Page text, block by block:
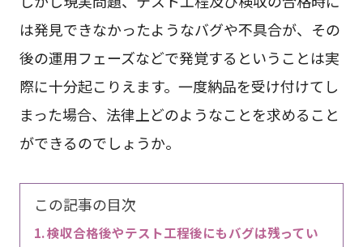
は発見できなかったようなバグや不具合が、その
後の運用フェーズなどで発覚するということは実
際に十分起こりえます。一度納品を受け付けてし
まった場合、法律上どのようなことを求めること
ができるのでしょうか。
この記事の目次
検収合格後やテスト工程後にもバグは残ってい